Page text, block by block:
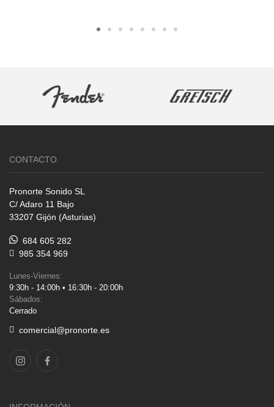
CONTACTO
Pronorte Sonido SL
C/ Adaro 11 Bajo
33207 Gijón (Asturias)
684 605 282
985 354 969
Lunes-Viernes:
9:30h - 14:00h • 16:30h - 20:00h
Sábados:
Cerrado
comercial@pronorte.es